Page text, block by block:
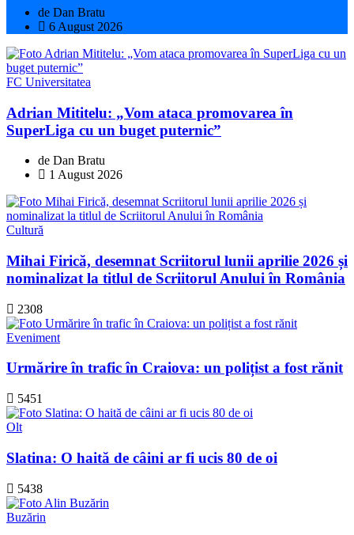
de Dan Bratu
6 August 2026
FC Universitatea
Adrian Mititelu: „Vom ataca promovarea în
SuperLiga cu un buget puternic”
de Dan Bratu
1 August 2026
Cultură
Mihai Firică, desemnat Scriitorul lunii aprilie 2026 și
nominalizat la titlul de Scriitorul Anului în România
2308
Eveniment
Urmărire în trafic în Craiova: un polițist a fost rănit
5451
Olt
Slatina: O haită de câini ar fi ucis 80 de oi
5438
Buzărin